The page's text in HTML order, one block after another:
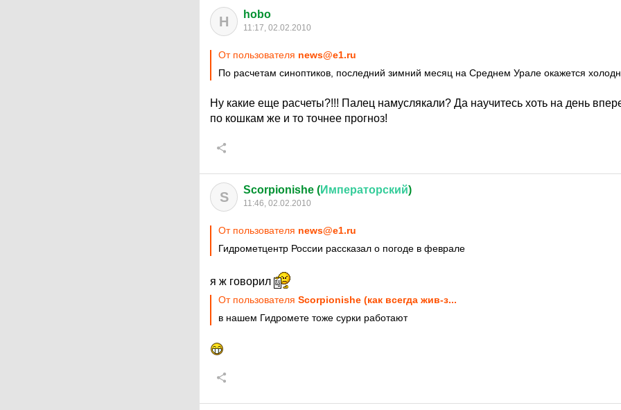
H hobo
11:17, 02.02.2010
От пользователя news@e1.ru
По расчетам синоптиков, последний зимний месяц на Среднем Урале окажется
Ну какие еще расчеты?!!! Палец намуслякали? Да научитесь хоть на день
по кошкам же и то точнее прогноз!
S Scorpionishe (Императорский)
11:46, 02.02.2010
От пользователя news@e1.ru
Гидрометцентр России рассказал о погоде в феврале
я ж говорил
От пользователя Scorpionishe (как всегда жив-з...
в нашем Гидромете тоже сурки работают